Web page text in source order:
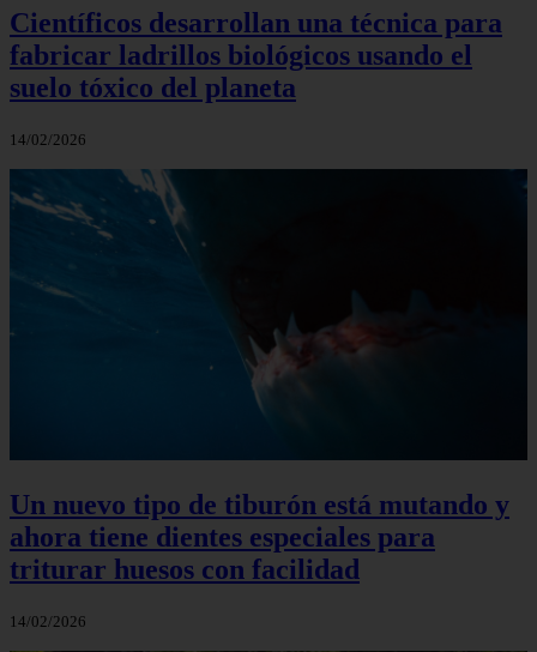
Científicos desarrollan una técnica para
fabricar ladrillos biológicos usando el
suelo tóxico del planeta
14/02/2026
Un nuevo tipo de tiburón está mutando y
ahora tiene dientes especiales para
triturar huesos con facilidad
14/02/2026